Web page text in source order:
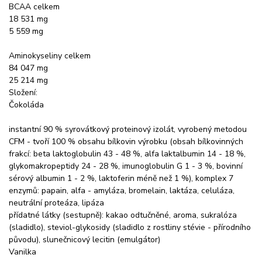
BCAA celkem
18 531 mg
5 559 mg
Aminokyseliny celkem
84 047 mg
25 214 mg
Složení:
Čokoláda
instantní 90 % syrovátkový proteinový izolát, vyrobený metodou
CFM - tvoří 100 % obsahu bílkovin výrobku (obsah bílkovinných
frakcí: beta laktoglobulin 43 - 48 %, alfa laktalbumin 14 - 18 %,
glykomakropeptidy 24 - 28 %, imunoglobulin G 1 - 3 %, bovinní
sérový albumin 1 - 2 %, laktoferin méně než 1 %), komplex 7
enzymů: papain, alfa - amyláza, bromelain, laktáza, celuláza,
neutrální proteáza, lipáza
přídatné látky (sestupně): kakao odtučněné, aroma, sukralóza
(sladidlo), steviol-glykosidy (sladidlo z rostliny stévie - přírodního
původu), slunečnicový lecitin (emulgátor)
Vanilka